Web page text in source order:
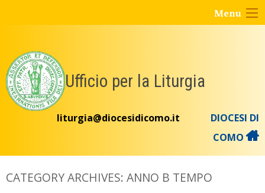
Menu
Ufficio per la Liturgia
liturgia@diocesidicomo.it
DIOCESI DI
COMO
CATEGORY ARCHIVES: ANNO B TEMPO